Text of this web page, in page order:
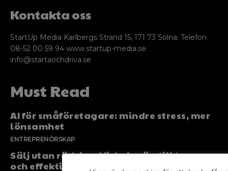
Kontakta oss
StartUp Media Karlbergs Strand 15, 171 73 Solna. Telefon
08-52 00 59 94 www.startup-media.se
info@startaochdriva.se
Must Read
AI för småföretagare: mindre stress, mer
lönsamhet
ENTREPRENÖRSKAP
Sälj utan rädsla – Michels väg till trygg
och effektiv försäljning